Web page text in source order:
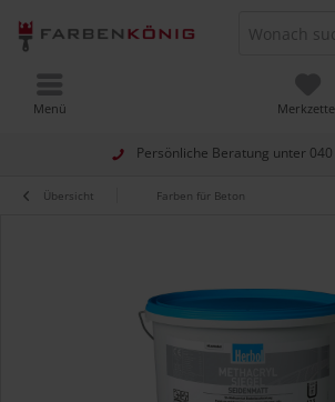
Persönliche Beratung unter
Menü
Übersicht Farben für Beton